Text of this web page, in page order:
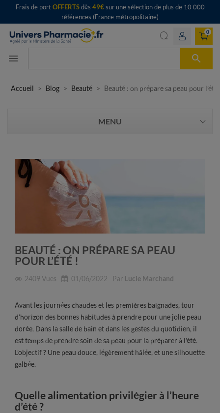
Frais de portOFFERTSdès 49€sur une sélection de plus de 10 000
références (France métropolitaine)
menu 
0
Accueil Blog Beauté Beauté : on prépare sa peau pour l’été
MENU
BEAUTÉ : ON PRÉPARE SA PEAU
POUR L’ÉTÉ !
2409 Vues 01/06/2022 Par Lucie Marchand
Avant les journées chaudes et les premières baignades, tour
d’horizon des bonnes habitudes à prendre pour une jolie peau
dorée. Dans la salle de bain et dans les gestes du quotidien, il
est temps de prendre soin de sa peau pour la préparer à l’été.
L’objectif ? Une peau douce, légèrement hâlée, et une silhouette
galbée.
Quelle alimentation privilégier à l’heure
d’été ?